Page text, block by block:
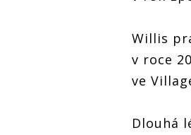
Willis
v roce
ve
Dlouhá